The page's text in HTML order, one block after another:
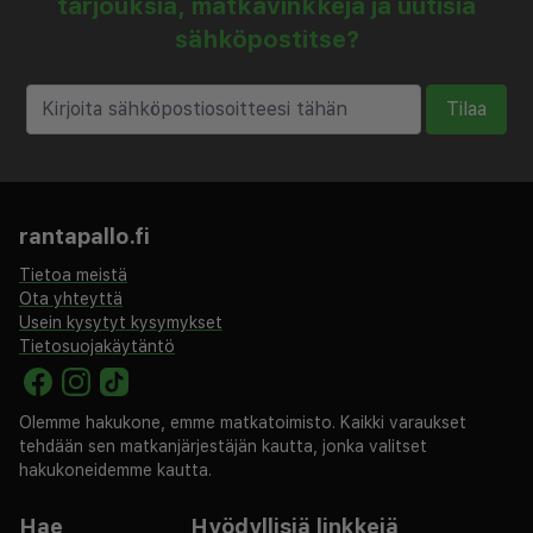
muun muassa ilmaiset minibaarituotteet ja
taulutelevisio. Ilmainen langaton internetyhteys
pitää sinut yhteydessä verkkoon. Kylpyhuoneesta
löytyy ilmaiset hygieniatuotteet ja
tallelokero ja työpöytä.
tarjouksia, matkavinkkejä ja uutisia
sähköpostitse?
Tilaa
rantapallo.fi
Tietoa meistä
Ota yhteyttä
Usein kysytyt kysymykset
Tietosuojakäytäntö
Olemme hakukone, emme matkatoimisto. Kaikki varaukset
tehdään sen matkanjärjestäjän kautta, jonka valitset
hakukoneidemme kautta.
Hae Hyödyllisiä linkkejä